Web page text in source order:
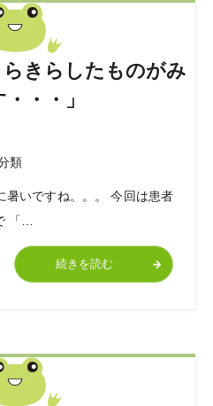
きらしたものがみ
・・」
類
暑いですね。。。 今回は患者
「…
続きを読む